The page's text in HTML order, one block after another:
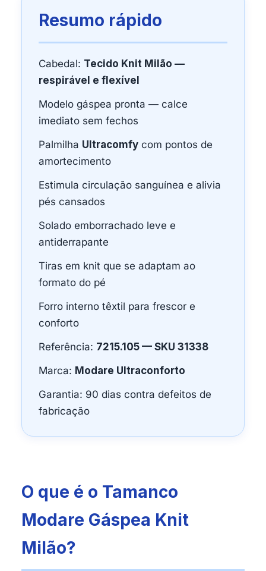
Resumo rápido
Cabedal: Tecido Knit Milão —
respirável e flexível
Modelo gáspea pronta — calce
imediato sem fechos
Palmilha Ultracomfy com pontos de
amortecimento
Estimula circulação sanguínea e alivia
pés cansados
Solado emborrachado leve e
antiderrapante
Tiras em knit que se adaptam ao
formato do pé
Forro interno têxtil para frescor e
conforto
Referência: 7215.105 — SKU 31338
Marca: Modare Ultraconforto
Garantia: 90 dias contra defeitos de
fabricação
O que é o Tamanco
Modare Gáspea Knit
Milão?